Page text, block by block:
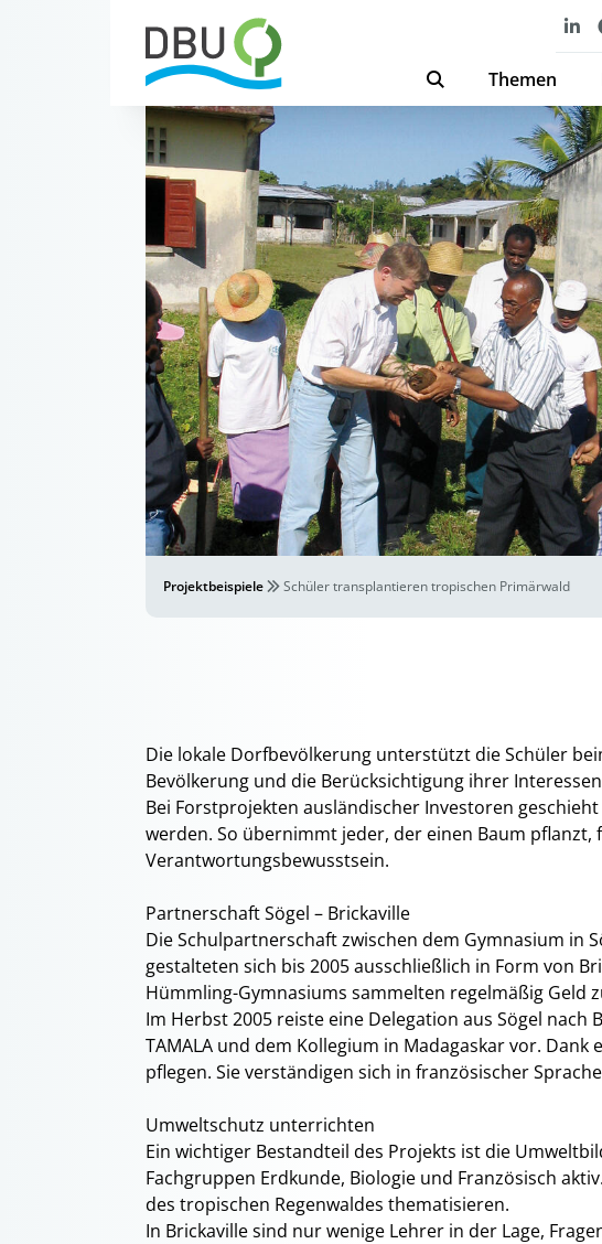
Themen
Projektbeispiele Schüler transplantieren tropischen Primärwald
Die lokale Dorfbevölkerung unterstützt die Schüler
Bevölkerung und die Berücksichtigung ihrer
Bei Forstprojekten ausländischer Investoren
werden. So übernimmt jeder, der einen Baum pflanzt,
Verantwortungsbewusstsein.
Partnerschaft Sögel – Brickaville
Die Schulpartnerschaft zwischen dem Gymnasium in
gestalteten sich bis 2005 ausschließlich in Form von
Hümmling-Gymnasiums sammelten regelmäßig Geld
Im Herbst 2005 reiste eine Delegation aus Sögel
TAMALA und dem Kollegium in Madagaskar vor.
pflegen. Sie verständigen sich in französischer
Umweltschutz unterrichten
Ein wichtiger Bestandteil des Projekts ist die
Fachgruppen Erdkunde, Biologie und Französisch
des tropischen Regenwaldes thematisieren.
In Brickaville sind nur wenige Lehrer in der Lage,